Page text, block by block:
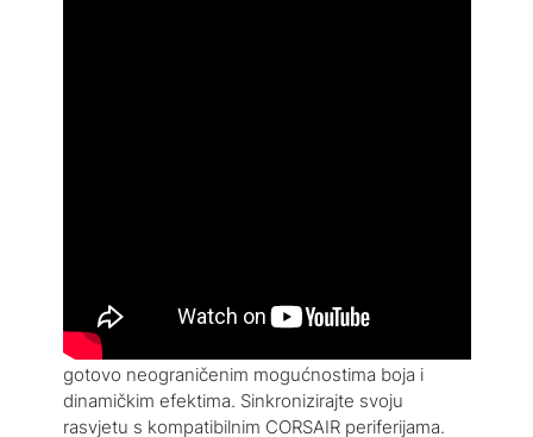
zvukom i kontrolom bočnih tonova.
Prilagodite RGB osvjetljenje na svakoj slušalici s
gotovo neograničenim mogućnostima boja i
dinamičkim efektima. Sinkronizirajte svoju
rasvjetu s kompatibilnim CORSAIR periferijama.